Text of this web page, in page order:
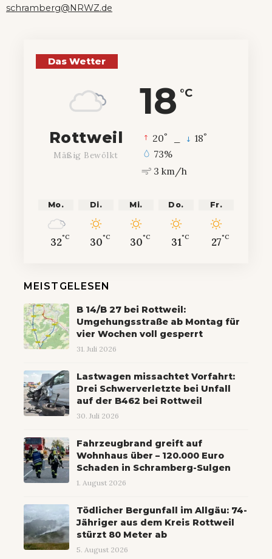
schramberg@NRWZ.de
Das Wetter
18 °C
Rottweil
Mäßig Bewölkt
20° 18°
73%
3 km/h
Mo.
32°C
Di.
30°C
Mi.
30°C
Do.
31°C
Fr.
27°C
MEISTGELESEN
B 14/B 27 bei Rottweil:
Umgehungsstraße ab Montag für
vier Wochen voll gesperrt
31. Juli 2026
Lastwagen missachtet Vorfahrt:
Drei Schwerverletzte bei Unfall
auf der B462 bei Rottweil
30. Juli 2026
Fahrzeugbrand greift auf
Wohnhaus über – 120.000 Euro
Schaden in Schramberg-Sulgen
1. August 2026
Tödlicher Bergunfall im Allgäu: 74-
Jähriger aus dem Kreis Rottweil
stürzt 80 Meter ab
5. August 2026